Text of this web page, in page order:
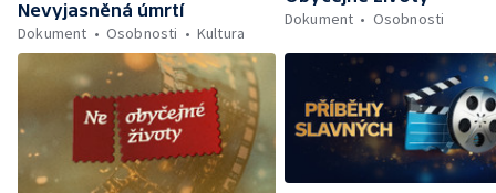
Nevyjasněná úmrtí
Dokument
Osobnosti Kultura
Dokument
Osobnosti